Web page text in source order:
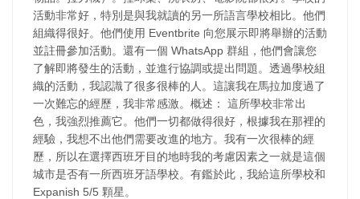
活動非常好，特別是與我就讀的另一所語言學校相比。他們
組織得很好。他們使用 Eventbrite 向您展示即將舉辦的活動
並註冊參加活動。還有一個 WhatsApp 群組，他們會讓您
了解即將發生的活動，並進行協調或提出問題。透過學校組
織的活動，我認識了很多很棒的人。這讓我在馬拉加度過了
一次難忘的經歷，我非常感激。概述： 這所學校非常出
色，我強烈推薦它。他們一切都做得很好，根據我在那裡的
經驗，我想不出他們需要改進的地方。我有一次很棒的經
歷，所以在選擇西班牙目的地時我的考慮因素之一就是這個
城市是否有一所西班牙語學校。有鑑於此，我給這所學校和
Expanish 5/5 顆星。